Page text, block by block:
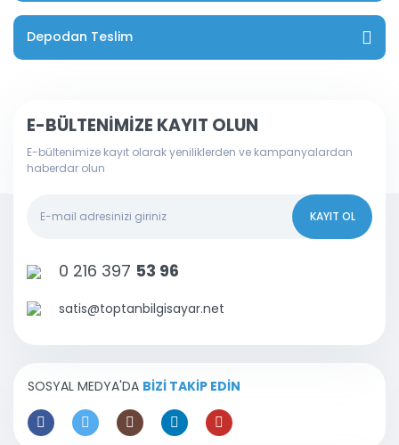
Depodan Teslim
E-BÜLTENİMİZE KAYIT OLUN
E-bültenimize kayıt olarak yeniliklerden ve kampanyalardan
haberdar olun
KAYIT OL
0 216 397 53 96
satis@toptanbilgisayar.net
SOSYAL MEDYA'DA BİZİ TAKİP EDİN